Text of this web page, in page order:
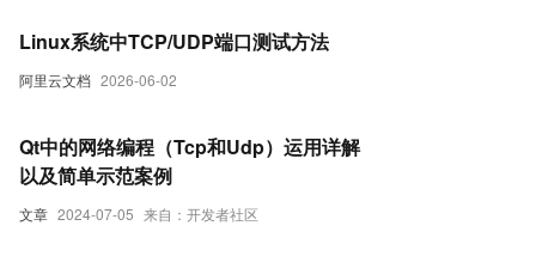
阿里云文档 2026-06-02
Linux系统中TCP/UDP端口测试方法
文章 2024-07-05 来自：开发者社区
Qt中的网络编程（Tcp和Udp）运用详解
以及简单示范案例